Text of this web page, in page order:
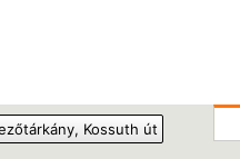
, Kossuth út